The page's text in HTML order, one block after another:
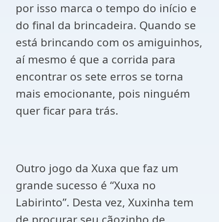
por isso marca o tempo do início e
do final da brincadeira. Quando se
está brincando com os amiguinhos,
aí mesmo é que a corrida para
encontrar os sete erros se torna
mais emocionante, pois ninguém
quer ficar para trás.
Outro jogo da Xuxa que faz um
grande sucesso é “Xuxa no
Labirinto”. Desta vez, Xuxinha tem